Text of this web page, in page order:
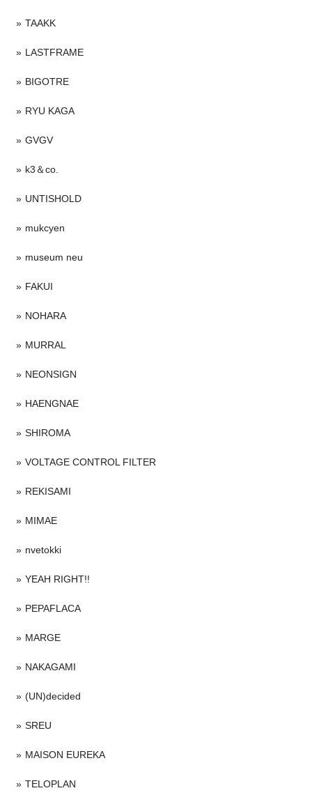
TAAKK
LASTFRAME
BIGOTRE
RYU KAGA
GVGV
k3＆co.
UNTISHOLD
mukcyen
museum neu
FAKUI
NOHARA
MURRAL
NEONSIGN
HAENGNAE
SHIROMA
VOLTAGE CONTROL FILTER
REKISAMI
MIMAE
nvetokki
YEAH RIGHT!!
PEPAFLACA
MARGE
NAKAGAMI
(UN)decided
SREU
MAISON EUREKA
TELOPLAN